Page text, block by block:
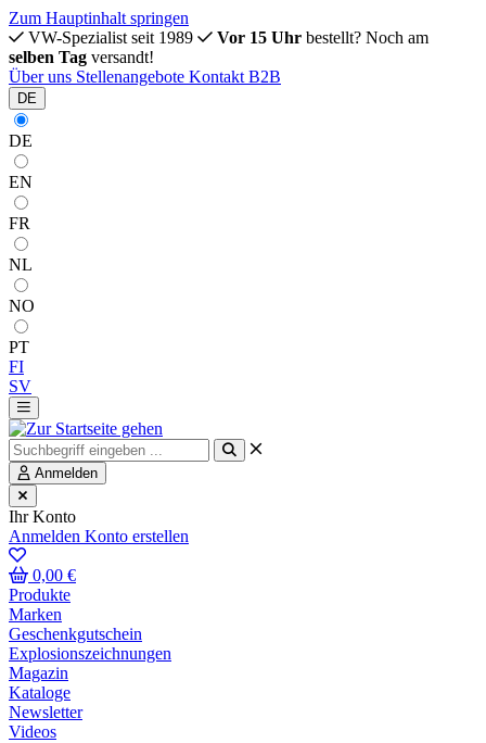
Zum Hauptinhalt springen
VW-Spezialist seit 1989
Vor 15 Uhr bestellt? Noch am
selben Tag versandt!
Über uns Stellenangebote Kontakt B2B
DE
DE
EN
FR
NL
NO
PT
FI
SV
Anmelden
Ihr Konto
Anmelden Konto erstellen
0,00 €
Produkte
Marken
Geschenkgutschein
Explosionszeichnungen
Magazin
Kataloge
Newsletter
Videos